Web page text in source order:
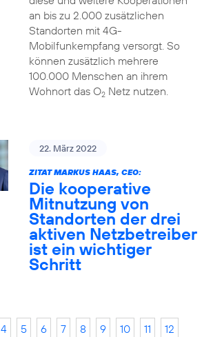
an bis zu 2.000 zusätzlichen
Standorten mit 4G-
Mobilfunkempfang versorgt. So
können zusätzlich mehrere
100.000 Menschen an ihrem
Wohnort das O2Netz nutzen.
22. März 2022
ZITAT MARKUS HAAS, CEO:
Die kooperative
Mitnutzung von
Standorten der drei
aktiven Netzbetreiber
ist ein wichtiger
Schritt
4 5 6 7 8 9 10 11
12